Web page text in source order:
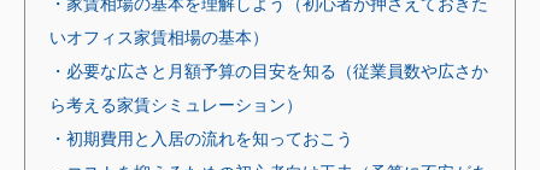
・家賃相場の基本を理解しよう（初心者が押さえておきた
いオフィス家賃相場の基本）
・必要な広さと月額予算の目安を知る（従業員数や広さか
ら考える家賃シミュレーション）
・初期費用と入居の流れを知っておこう